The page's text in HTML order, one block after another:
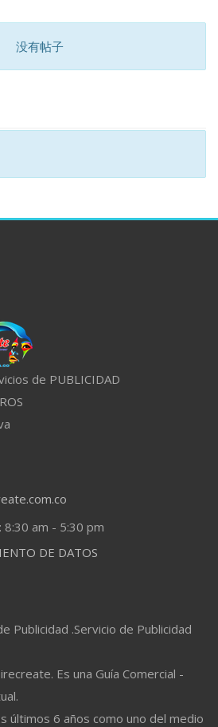
没有帖子
de PUBLICIDAD
am - 5:30 pm
DE DATOS
Publicidad .Servicio de Publicidad
Es una Guía Comercial -
últimos 6 años como uno del medio